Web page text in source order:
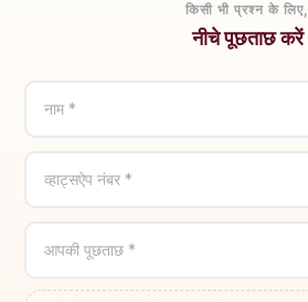
किसी भी प्रश्न के लिए,
नीचे पूछताछ करें
नाम *
व्हाट्सऐप नंबर *
आपकी पूछताछ *